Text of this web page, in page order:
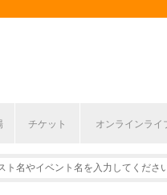
チケット オンラインライ
2026年上半期編発表！